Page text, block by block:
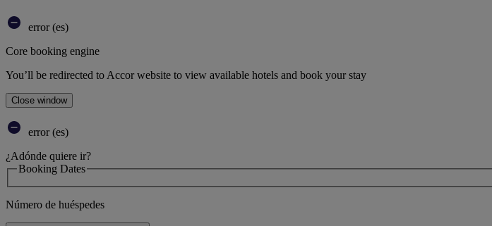
error (es)
Core booking engine
You’ll be redirected to Accor website to view available hotels and book your stay
Close window
error (es)
¿Adónde quiere ir?
Booking Dates
Número de huéspedes